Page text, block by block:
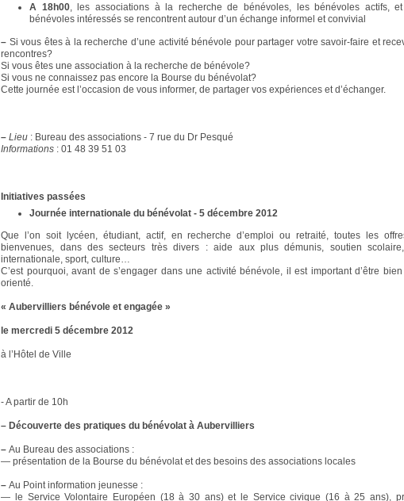
A 18h00, les associations à la recherche de bénévoles, les bénévoles actifs,
bénévoles intéressés se rencontrent autour d’un échange informel et convivial
– Si vous êtes à la recherche d’une activité bénévole pour partager votre savoir-faire et
rencontres?
Si vous êtes une association à la recherche de bénévole?
Si vous ne connaissez pas encore la Bourse du bénévolat?
Cette journée est l’occasion de vous informer, de partager vos expériences et d’échanger.
– Lieu : Bureau des associations - 7 rue du Dr Pesqué
Informations : 01 48 39 51 03
Initiatives passées
Journée internationale du bénévolat - 5 décembre 2012
Que l’on soit lycéen, étudiant, actif, en recherche d’emploi ou retraité, toutes les
bienvenues, dans des secteurs très divers : aide aux plus démunis, soutien
internationale, sport, culture…
C’est pourquoi, avant de s’engager dans une activité bénévole, il est important d’être
orienté.
« Aubervilliers bénévole et engagée »
le mercredi 5 décembre 2012
à l’Hôtel de Ville
- A partir de 10h
– Découverte des pratiques du bénévolat à Aubervilliers
– Au Bureau des associations :
— présentation de la Bourse du bénévolat et des besoins des associations locales
– Au Point information jeunesse :
— le Service Volontaire Européen (18 à 30 ans) et le Service civique (16 à 25 ans),